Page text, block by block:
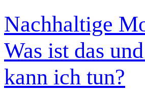
Nachhaltige
Was ist das
kann ich tun?